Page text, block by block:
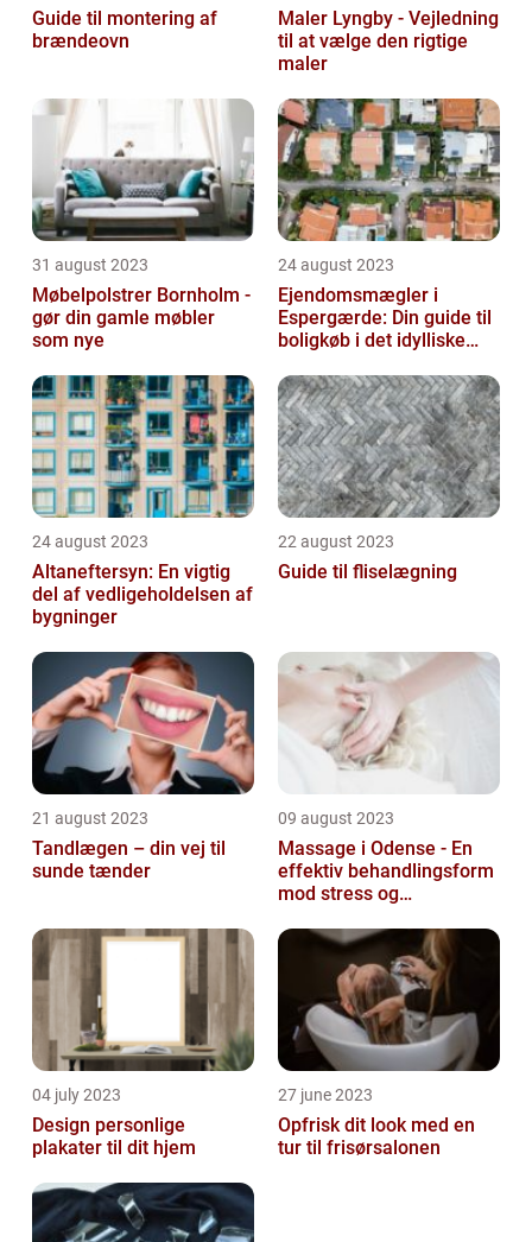
Guide til montering af
brændeovn
Maler Lyngby - Vejledning
til at vælge den rigtige
maler
31 august 2023
Møbelpolstrer Bornholm -
gør din gamle møbler
som nye
24 august 2023
Ejendomsmægler i
Espergærde: Din guide til
boligkøb i det idylliske
24 august 2023
Altaneftersyn: En vigtig
del af vedligeholdelsen af
bygninger
22 august 2023
Guide til fliselægning
21 august 2023
Tandlægen – din vej til
sunde tænder
09 august 2023
Massage i Odense - En
effektiv behandlingsform
mod stress og
04 july 2023
Design personlige
plakater til dit hjem
27 june 2023
Opfrisk dit look med en
tur til frisørsalonen